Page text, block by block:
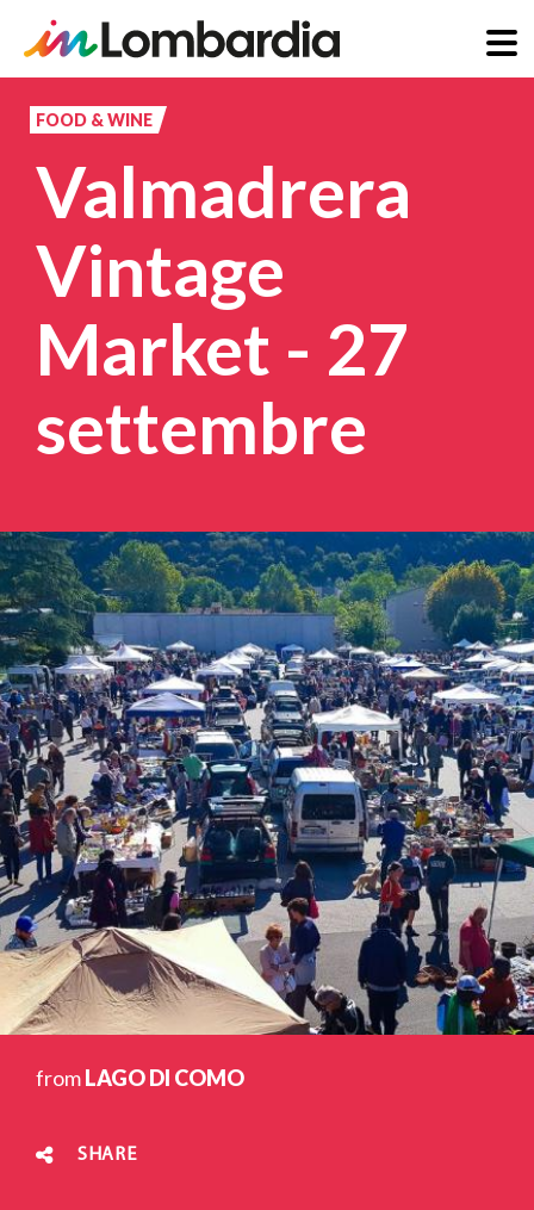
content
FOOD & WINE
Valmadrera
Vintage
Market - 27
settembre
fromLAGO DI COMO
SHARE